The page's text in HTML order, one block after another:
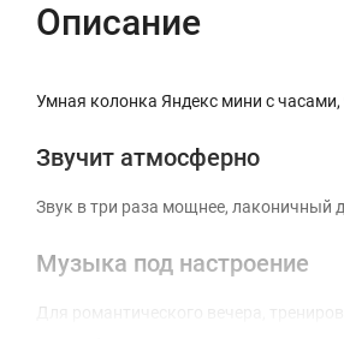
Описание
Умная колонка Яндекс мини c
Звучит атмосферно
Звук в три раза мощнее, лаконичный
Музыка под настроение
Для романтического вечера,